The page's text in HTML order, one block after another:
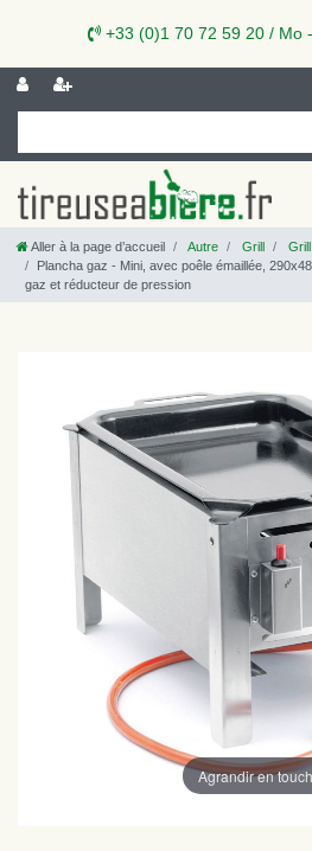
+33 (0)1 70 72 59 20 / Mo
Aller à la page d’accueil Autre Grill
Plancha gaz - Mini, avec poêle émaillée,
gaz et réducteur de pression
Agrandir en